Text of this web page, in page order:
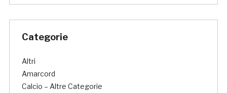
Categorie
Altri
Amarcord
Calcio – Altre Categorie